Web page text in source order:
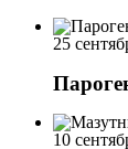
25
10